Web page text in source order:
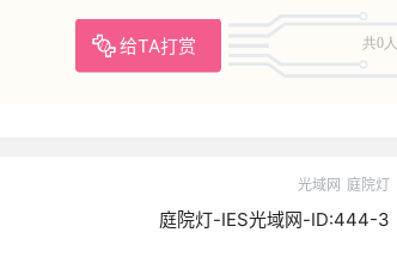
给TA打赏 共0人
光域网 庭院灯
庭院灯-IES光域网-ID:444-3